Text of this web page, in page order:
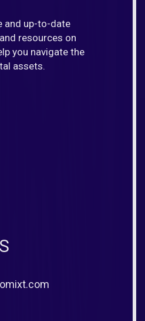
and up-to-date
resources on
you navigate the
assets.